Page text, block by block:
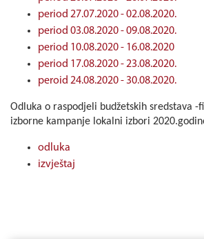
period 27.07.2020 - 02.08.2020.
period 03.08.2020 - 09.08.2020.
period 10.08.2020 - 16.08.2020
period 17.08.2020 - 23.08.2020.
peroid 24.08.2020 - 30.08.2020.
Odluka o raspodjeli budžetskih sredstava -
izborne kampanje lokalni izbori
odluka
izvještaj